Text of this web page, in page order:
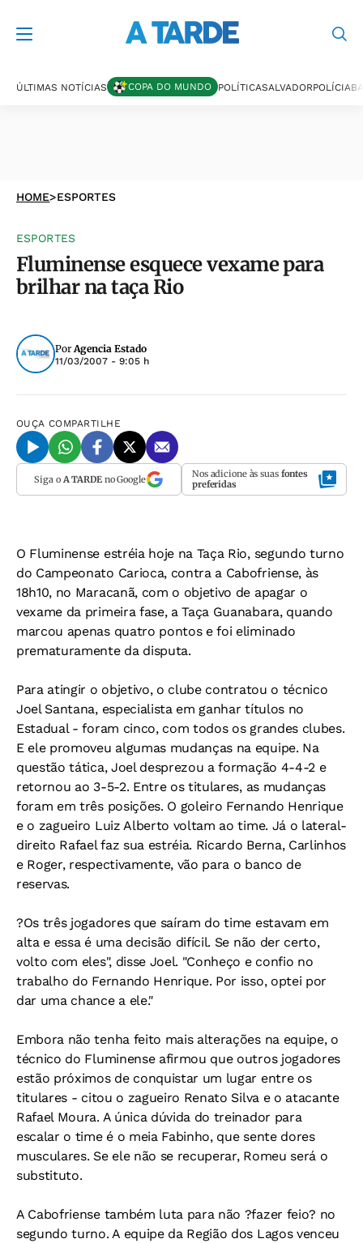
ÚLTIMAS NOTÍCIAS COPA DO MUNDO POLÍTICASALVADORPOLÍCIA
HOME>ESPORTES
ESPORTES
Fluminense esquece vexame para
brilhar na taça Rio
PorAgencia Estado
11/03/2007 - 9:05 h
OUÇA COMPARTILHE
Siga o A TARDEno Google Nos adicione às suas fontes
preferidas
O Fluminense estréia hoje na Taça Rio, segundo turno
do Campeonato Carioca, contra a Cabofriense, às
18h10, no Maracanã, com o objetivo de apagar o
vexame da primeira fase, a Taça Guanabara, quando
marcou apenas quatro pontos e foi eliminado
prematuramente da disputa.
Para atingir o objetivo, o clube contratou o técnico
Joel Santana, especialista em ganhar títulos no
Estadual - foram cinco, com todos os grandes clubes.
E ele promoveu algumas mudanças na equipe. Na
questão tática, Joel desprezou a formação 4-4-2 e
retornou ao 3-5-2. Entre os titulares, as mudanças
foram em três posições. O goleiro Fernando Henrique
e o zagueiro Luiz Alberto voltam ao time. Já o lateral-
direito Rafael faz sua estréia. Ricardo Berna, Carlinhos
e Roger, respectivamente, vão para o banco de
reservas.
?Os três jogadores que saíram do time estavam em
alta e essa é uma decisão difícil. Se não der certo,
volto com eles", disse Joel. "Conheço e confio no
trabalho do Fernando Henrique. Por isso, optei por
dar uma chance a ele."
Embora não tenha feito mais alterações na equipe, o
técnico do Fluminense afirmou que outros jogadores
estão próximos de conquistar um lugar entre os
titulares - citou o zagueiro Renato Silva e o atacante
Rafael Moura. A única dúvida do treinador para
escalar o time é o meia Fabinho, que sente dores
musculares. Se ele não se recuperar, Romeu será o
substituto.
A Cabofriense também luta para não ?fazer feio? no
segundo turno. A equipe da Região dos Lagos venceu